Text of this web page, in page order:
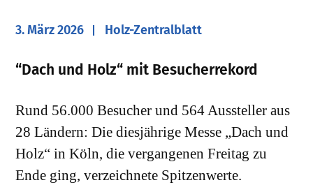
3. März 2026 Holz-Zentralblatt
​“Dach und Holz“ mit Besucherrekord
Rund 56.000 Besucher und 564 Aussteller aus
28 Ländern: Die diesjährige Messe „Dach und
Holz“ in Köln, die vergangenen Freitag zu
Ende ging, verzeichnete Spitzenwerte.